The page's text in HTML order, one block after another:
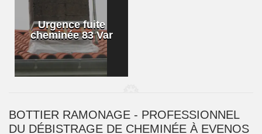
Urgence fuite
cheminée 83 Var
BOTTIER RAMONAGE - PROFESSIONNEL
DU DÉBISTRAGE DE CHEMINÉE À EVENOS